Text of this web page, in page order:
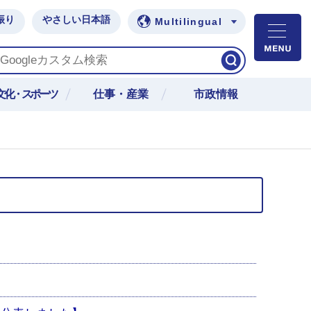
り やさしい日本語 Multilingual
化・スポーツ 仕事・産業 市政情報